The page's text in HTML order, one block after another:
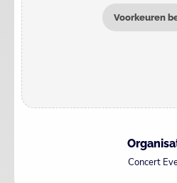
Voorkeuren
Concert